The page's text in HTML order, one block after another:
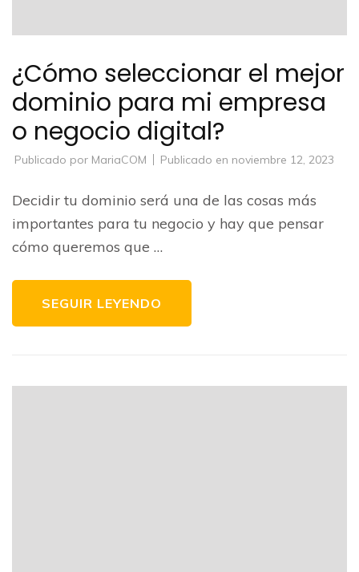
¿Cómo seleccionar el mejor
dominio para mi empresa
o negocio digital?
Publicado por MariaCOM Publicado en noviembre 12, 2023
Decidir tu dominio será una de las cosas más
importantes para tu negocio y hay que pensar
cómo queremos que …
SEGUIR LEYENDO